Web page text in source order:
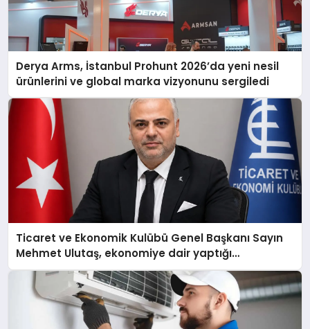
Derya Arms, İstanbul Prohunt 2026’da yeni nesil
ürünlerini ve global marka vizyonunu sergiledi
Ticaret ve Ekonomik Kulübü Genel Başkanı Sayın
Mehmet Ulutaş, ekonomiye dair yaptığı
açıklamada şunları kaydetti: